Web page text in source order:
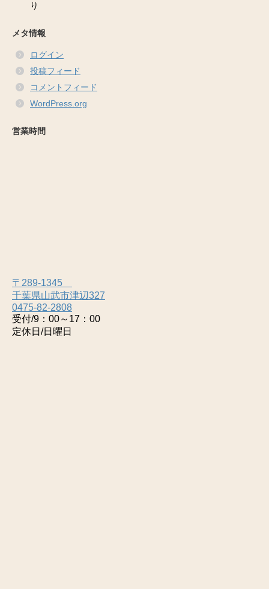
り
メタ情報
ログイン
投稿フィード
コメントフィード
WordPress.org
営業時間
〒289-1345
千葉県山武市津辺327
0475-82-2808
受付/9：00～17：00
定休日/日曜日